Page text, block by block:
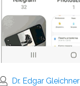
Dr. Edgar Gleichner